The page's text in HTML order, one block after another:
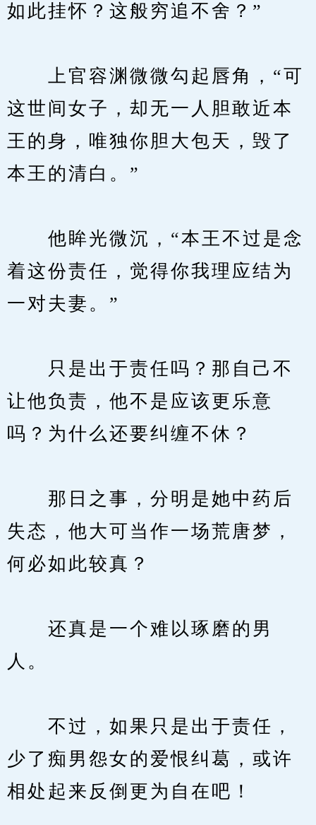
如此挂怀？这般穷追不舍？”
上官容渊微微勾起唇角，“可
这世间女子，却无一人胆敢近本
王的身，唯独你胆大包天，毁了
本王的清白。”
他眸光微沉，“本王不过是念
着这份责任，觉得你我理应结为
一对夫妻。”
只是出于责任吗？那自己不
让他负责，他不是应该更乐意
吗？为什么还要纠缠不休？
那日之事，分明是她中药后
失态，他大可当作一场荒唐梦，
何必如此较真？
还真是一个难以琢磨的男
人。
不过，如果只是出于责任，
少了痴男怨女的爱恨纠葛，或许
相处起来反倒更为自在吧！